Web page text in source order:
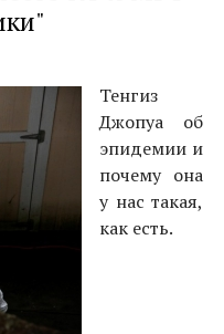
Тенгиз
Джопуа об
эпидемии и
почему она
у нас такая,
как есть.